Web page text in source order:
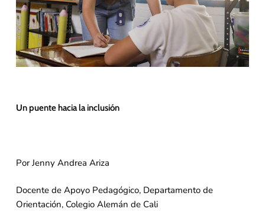
Un puente hacia la inclusión
Por Jenny Andrea Ariza
Docente de Apoyo Pedagógico, Departamento de
Orientación, Colegio Alemán de Cali